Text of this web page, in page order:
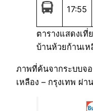
17:55
ตารางแสดงเที่
บ้านห้วยก้านเห
ภาพที่ค้นจากระบบจ
เหลือง – กรุงเทพ ผ่